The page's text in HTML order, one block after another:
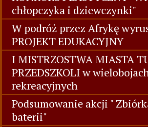
chłopczyka i dziewczynki"
W podróż przez Afrykę
PROJEKT EDUKACYJNY
I MISTRZOSTWA MIASTA
PRZEDSZKOLI w
rekreacyjnych
Podsumowanie akcji "
baterii"